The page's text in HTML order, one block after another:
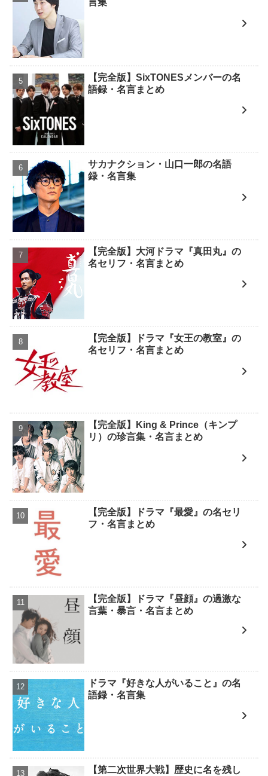
言集
【完全版】SixTONESメンバーの名
語録・名言まとめ
サカナクション・山口一郎の名語
録・名言集
【完全版】大河ドラマ『真田丸』の
名セリフ・名言まとめ
【完全版】ドラマ『女王の教室』の
名セリフ・名言まとめ
【完全版】King & Prince（キンプ
リ）の珍言集・名言まとめ
【完全版】ドラマ『最愛』の名セリ
フ・名言まとめ
【完全版】ドラマ『昼顔』の過激な
言葉・暴言・名言まとめ
ドラマ『好きな人がいること』の名
語録・名言集
【第二次世界大戦】歴史に名を残し